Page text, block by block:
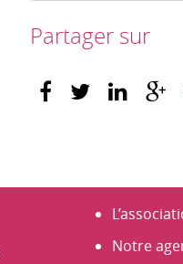
Partager sur
Notre